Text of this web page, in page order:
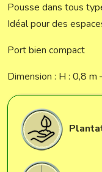
Pousse dans tous
Idéal pour des
Port bien compact
Dimension : H : 0,8 m